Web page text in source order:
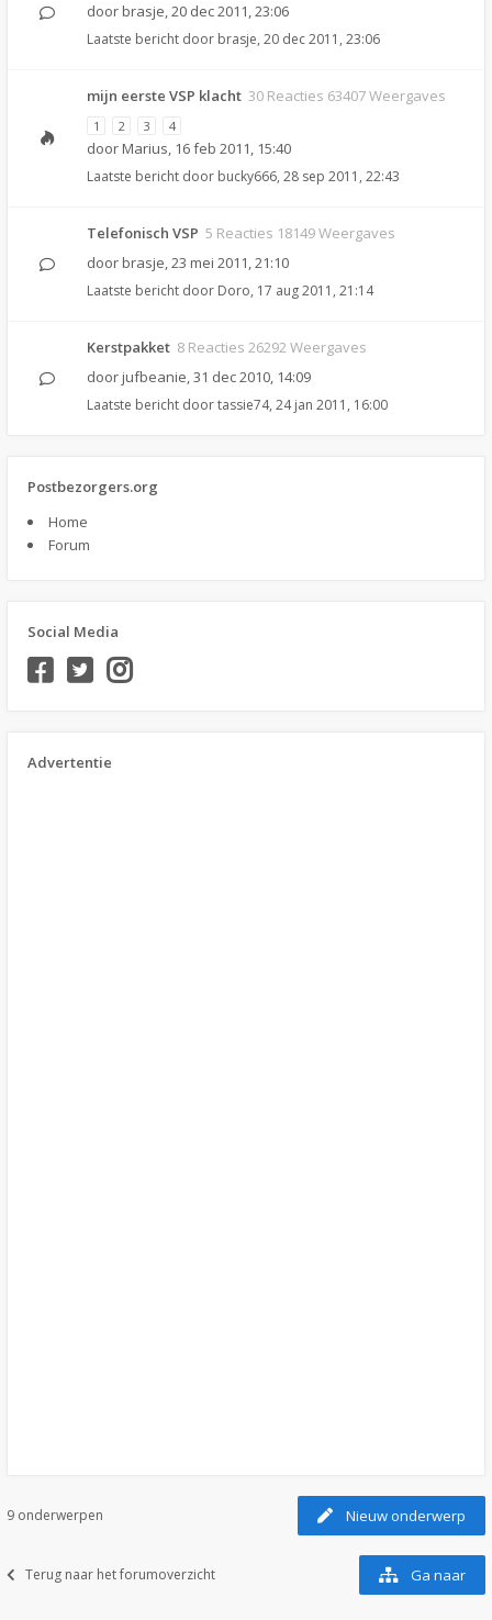
door brasje,20 dec 2011, 23:06
Laatste bericht door brasje, 20 dec 2011, 23:06
mijn eerste VSP klacht 30 Reacties 63407 Weergaves
1 2 3 4
door Marius, 16 feb 2011, 15:40
Laatste bericht door bucky666, 28 sep 2011, 22:43
Telefonisch VSP 5 Reacties 18149 Weergaves
door brasje,23 mei 2011, 21:10
Laatste bericht door Doro, 17 aug 2011, 21:14
Kerstpakket 8 Reacties 26292 Weergaves
door jufbeanie,31 dec 2010, 14:09
Laatste bericht doortassie74, 24 jan 2011, 16:00
Postbezorgers.org
Home
Forum
Social Media
Advertentie
Nieuw onderwerp
9 onderwerpen
Terug naar het forumoverzicht Ga naar